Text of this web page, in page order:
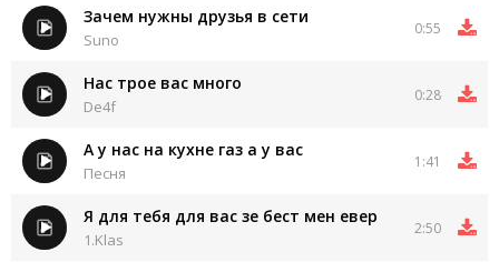
Зачем нужны друзья в сети
Suno
0:55
Нас трое вас много
De4f
0:28
А у нас на кухне газ а у вас
Песня
1:41
Я для тебя для вас зе бест мен евер
1.Klas
2:50